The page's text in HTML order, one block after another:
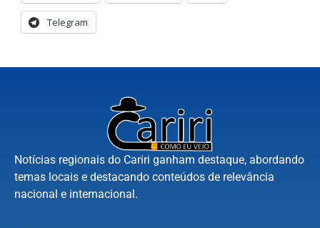
Telegram
Notícias regionais do Cariri ganham destaque, abordando
temas locais e destacando conteúdos de relevância
nacional e internacional.